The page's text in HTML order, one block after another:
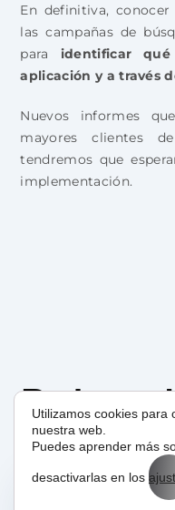
En definitiva,
las campañas de
para identificar
aplicación y a través
Nuevos informes
mayores clientes
tendremos que
implementación.
Utilizamos cookies para
nuestra web.
Puedes aprender más
desactivarlas en los